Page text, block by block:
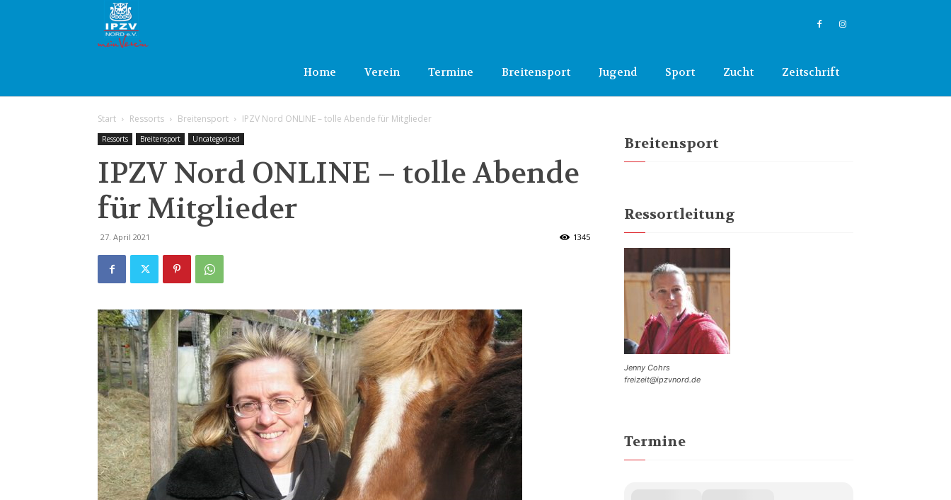
e.V.
Home Verein Termine Breitensport Jugend Sport Zucht Zeitschrift
Start Ressorts Breitensport IPZV Nord ONLINE – tolle Abende für Mitglieder
Ressorts Breitensport Uncategorized
IPZV Nord ONLINE – tolle Abende
für Mitglieder
27. April 2021 1345
Breitensport
Ressortleitung
Jenny Cohrs
freizeit@ipzvnord.de
Termine